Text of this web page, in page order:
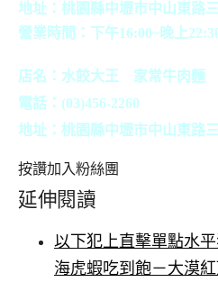
地址：桃園縣中壢市中山東路
營業時間：下午16:00~晚上
店名：水餃大王 家常牛肉麵
電話：(03)456-2260
地址：桃園縣中壢市中山東路
按讚加入粉絲團
延伸閱讀
以下犯上直擊單點水
海虎蝦吃到飽－大漠